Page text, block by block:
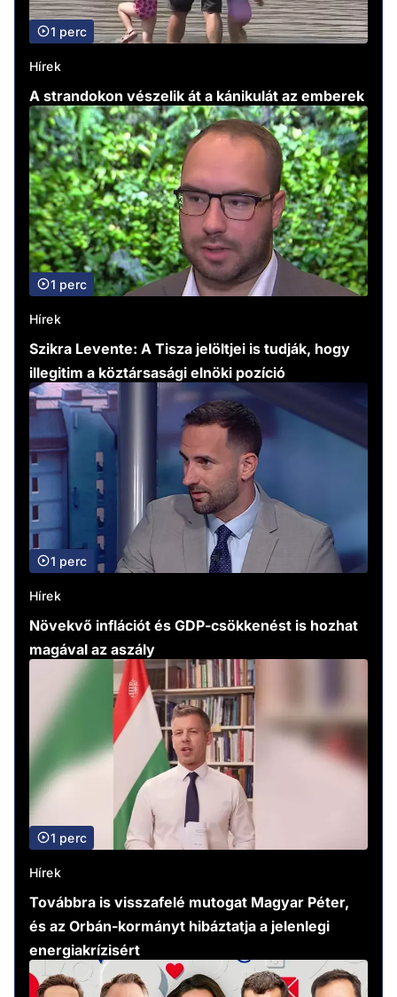
1 perc
Hírek
A strandokon vészelik át a kánikulát az emberek
1 perc
Hírek
Szikra Levente: A Tisza jelöltjei is tudják, hogy
illegitim a köztársasági elnöki pozíció
1 perc
Hírek
Növekvő inflációt és GDP-csökkenést is hozhat
magával az aszály
1 perc
Hírek
Továbbra is visszafelé mutogat Magyar Péter,
és az Orbán-kormányt hibáztatja a jelenlegi
energiakrízisért